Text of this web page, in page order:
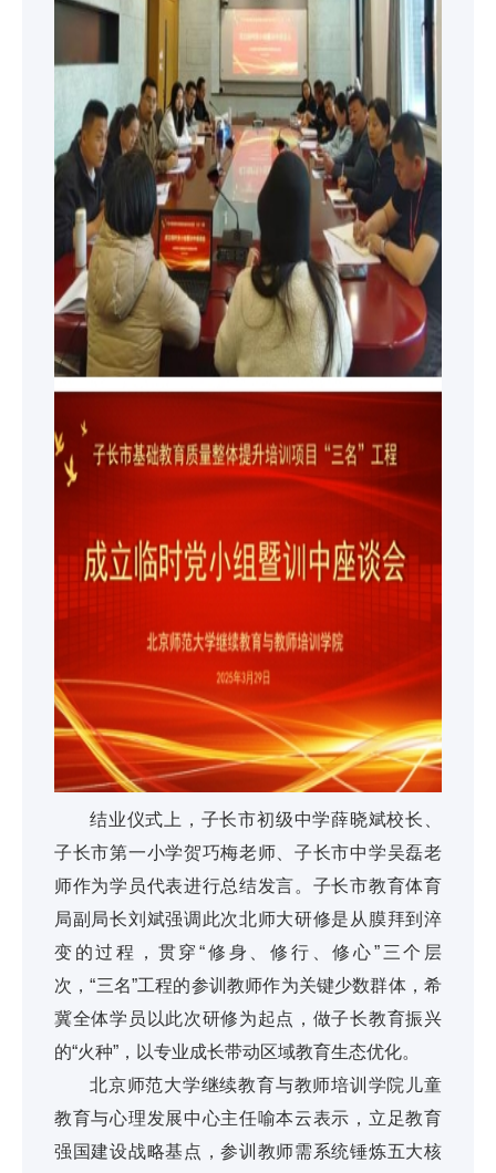
结业仪式上，子长市初级中学薛晓斌校长、
子长市第一小学贺巧梅老师、子长市中学吴磊老
师作为学员代表进行总结发言。子长市教育体育
局副局长刘斌强调此次北师大研修是从膜拜到淬
变的过程，贯穿“修身、修行、修心”三个层
次，“三名”工程的参训教师作为关键少数群体，希
冀全体学员以此次研修为起点，做子长教育振兴
的“火种”，以专业成长带动区域教育生态优化。
北京师范大学继续教育与教师培训学院儿童
教育与心理发展中心主任喻本云表示，立足教育
强国建设战略基点，参训教师需系统锤炼五大核